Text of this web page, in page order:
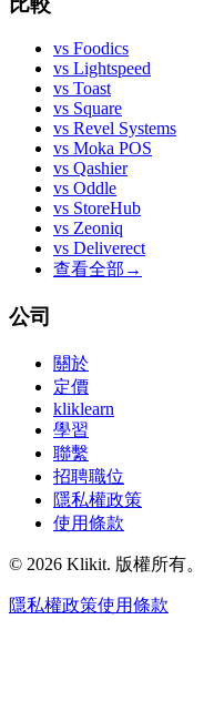
vs Foodics
vs Lightspeed
vs Toast
vs Square
vs Revel Systems
vs Moka POS
vs Qashier
vs Oddle
vs StoreHub
vs Zeoniq
vs Deliverect
查看全部 →
公司
關於
定價
kliklearn
學習
聯繫
招聘職位
隱私權政策
使用條款
© 2026 Klikit. 版權所有。
隱私權政策使用條款